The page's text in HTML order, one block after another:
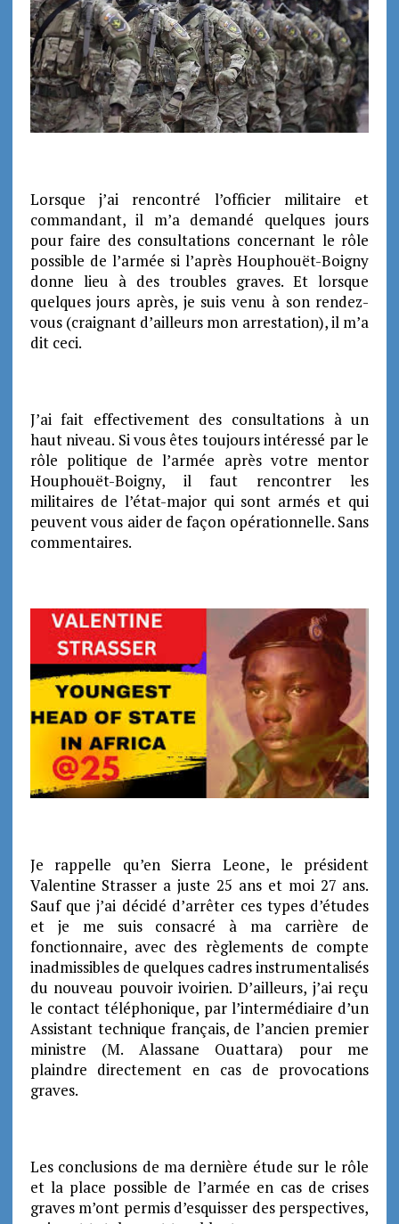
Lorsque j’ai rencontré l’officier militaire et
commandant, il m’a demandé quelques jours
pour faire des consultations concernant le rôle
possible de l’armée si l’après Houphouët-Boigny
donne lieu à des troubles graves.Et lorsque
quelques jours après, je suis venu à son rendez-
vous (craignant d’ailleurs mon arrestation), il m’a
dit ceci.
J’ai fait effectivement des consultations à un
haut niveau. Si vous êtes toujours intéressé par le
rôle politique de l’armée après votre mentor
Houphouët-Boigny, il faut rencontrer les
militaires de l’état-major qui sont armés et qui
peuvent vous aider de façon opérationnelle. Sans
commentaires.
Je rappelle qu’en Sierra Leone, le président
Valentine Strasser a juste 25 ans et moi 27 ans.
Sauf que j’ai décidé d’arrêter ces types d’études
et je me suis consacré à ma carrière de
fonctionnaire, avec des règlements de compte
inadmissibles de quelques cadres instrumentalisés
du nouveau pouvoir ivoirien.D’ailleurs, j’ai reçu
le contact téléphonique, par l’intermédiaire d’un
Assistant technique français, de l’ancien premier
ministre (M. Alassane Ouattara) pour me
plaindre directement en cas de provocations
graves.
Les conclusions de ma dernière étude sur le rôle
et la place possible de l’armée en cas de crises
graves m’ont permis d’esquisser des perspectives,